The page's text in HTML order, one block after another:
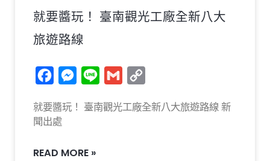
就要醬玩！ 臺南觀光工廠全新八大
旅遊路線
FacebookMessenger
Line Gmail
就要醬玩！ 臺南觀光工廠全新八大旅遊路線 新
聞出處
READ MORE »